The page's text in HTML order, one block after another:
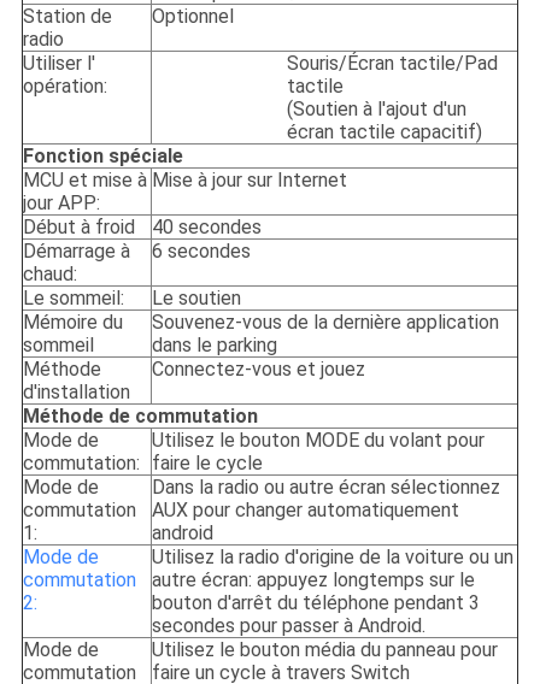
Station de
radio
Optionnel
Utiliser l'
opération:
Souris/Écran tactile/Pad
tactile
(Soutien à l'ajout d'un
écran tactile capacitif)
Fonction spéciale
MCU et mise à
jour APP:
Mise à jour sur Internet
Début à froid
40 secondes
Démarrage à
chaud:
6 secondes
Le sommeil:
Le soutien
Mémoire du
sommeil
Souvenez-vous de la dernière application
dans le parking
Méthode
d'installation
Connectez-vous et jouez
Méthode de commutation
Mode de
commutation:
Utilisez le bouton MODE du volant pour
faire le cycle
Mode de
commutation
1:
Dans la radio ou autre écran sélectionnez
AUX pour changer automatiquement
android
Mode de
commutation
2:
Utilisez la radio d'origine de la voiture ou un
autre écran: appuyez longtemps sur le
bouton d'arrêt du téléphone pendant 3
secondes pour passer à Android.
Mode de
commutation
Utilisez le bouton média du panneau pour
faire un cycle à travers Switch